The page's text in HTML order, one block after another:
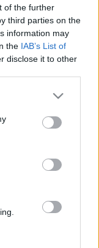
of the further
third parties on the
information may
the IAB’s List of
disclose it to other
or more Google
You may click to
party tags to
in below Google
újságíró
amiatt, hogy a
eltörölnek most
adott a
kritikának.